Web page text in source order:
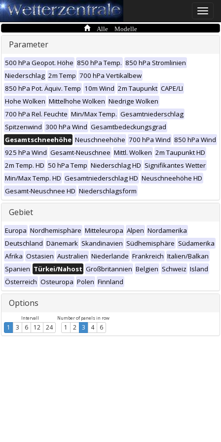
Toggle
Alle Modelle
Parameter
500 hPa Geopot. Höhe 850 hPa Temp. 850 hPa Stromlinien
Niederschlag 2m Temp 700 hPa Vertikalbew
850 hPa Pot. Äquiv. Temp 10m Wind 2m Taupunkt CAPE/LI
Hohe Wolken Mittelhohe Wolken Niedrige Wolken
700 hPa Rel. Feuchte Min/Max Temp. Gesamtniederschlag
Spitzenwind 300 hPa Wind Gesamtbedeckungsgrad
Gesamtschneehöhe Neuschneehöhe 700 hPa Wind 850 hPa Wind
925 hPa Wind Gesamt-Neuschnee Mittl. Wolken 2m Taupunkt HD
2m Temp. HD 50 hPa Temp Niederschlag HD Signifikantes Wetter
Min/Max Temp. HD Gesamtniederschlag HD Neuschneehöhe HD
Gesamt-Neuschnee HD Niederschlagsform
Gebiet
Europa Nordhemisphäre Mitteleuropa Alpen Nordamerika
Deutschland Dänemark Skandinavien Südhemisphäre Südamerika
Afrika Ostasien Australien Niederlande Frankreich Italien/Balkan
Spanien Türkei/Nahost Großbritannien Belgien Schweiz Island
Österreich Osteuropa Polen Finnland
Options
Intervall
1 3 6 12 24
Number of panels in row
1 2 3 4 6